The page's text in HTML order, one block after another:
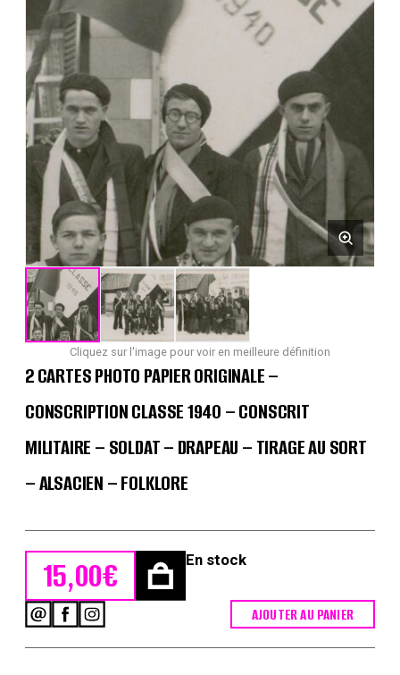
Cliquez sur l'image pour voir en meilleure définition
2 CARTES PHOTO PAPIER ORIGINALE –
CONSCRIPTION CLASSE 1940 – CONSCRIT
MILITAIRE – SOLDAT – DRAPEAU – TIRAGE AU SORT
– ALSACIEN – FOLKLORE
15,00€ En stock
AJOUTER AU PANIER